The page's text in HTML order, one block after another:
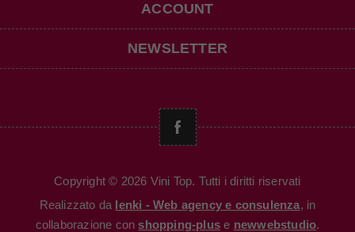
ACCOUNT
NEWSLETTER
Copyright © 2026 Vini Top. Tutti i diritti riservati
Realizzato da Ienki - Web agency e consulenza, in
collaborazione con shopping-plus e newwebstudio.